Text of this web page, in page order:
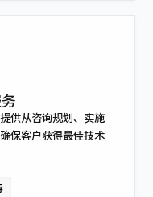
供从咨询规划、实施
保客户获得最佳技术